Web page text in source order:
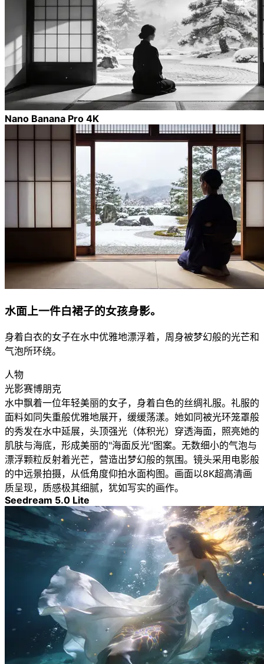
Nano Banana Pro 4K
水面上一件白裙子的女孩身影。
身着白衣的女子在水中优雅地漂浮着，周身被梦幻般的光芒和
气泡所环绕。
人物
光影赛博朋克
水中飘着一位年轻美丽的女子，身着白色的丝绸礼服。礼服的
面料如同失重般优雅地展开，缓缓荡漾。她如同被光环笼罩般
的秀发在水中延展，头顶强光（体积光）穿透海面，照亮她的
肌肤与海底，形成美丽的"海面反光"图案。无数细小的气泡与
漂浮颗粒反射着光芒，营造出梦幻般的氛围。镜头采用电影般
的中远景拍摄，从低角度仰拍水面构图。画面以8K超高清画
质呈现，质感极其细腻，犹如写实的画作。
Seedream 5.0 Lite